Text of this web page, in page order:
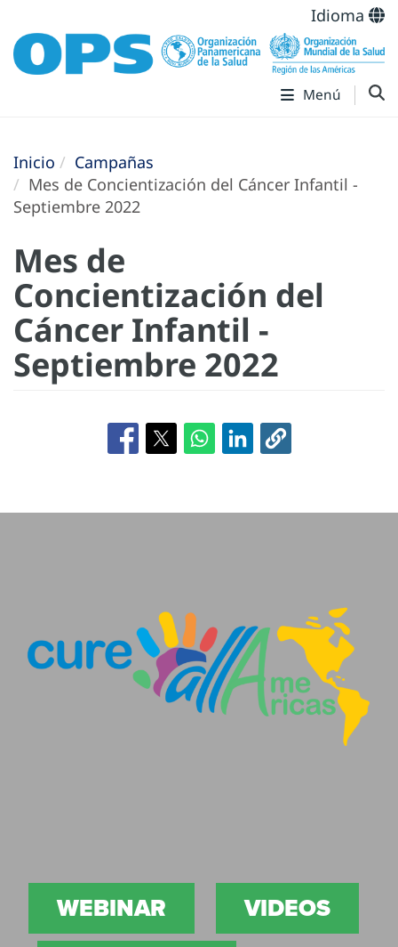
Idioma
Menú
Inicio
Campañas
Mes de Concientización del Cáncer Infantil -
Septiembre 2022
Mes de
Concientización del
Cáncer Infantil -
Septiembre 2022
WEBINAR
VIDEOS